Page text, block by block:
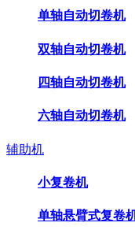
单轴自动切卷机
双轴自动切卷机
四轴自动切卷机
六轴自动切卷机
辅助机
小复卷机
单轴悬臂式复卷